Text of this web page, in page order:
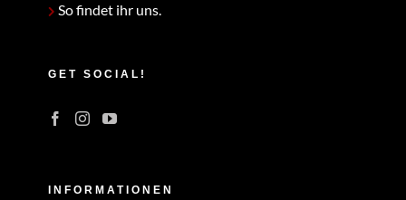
So findet ihr uns.
GET SOCIAL!
INFORMATIONEN